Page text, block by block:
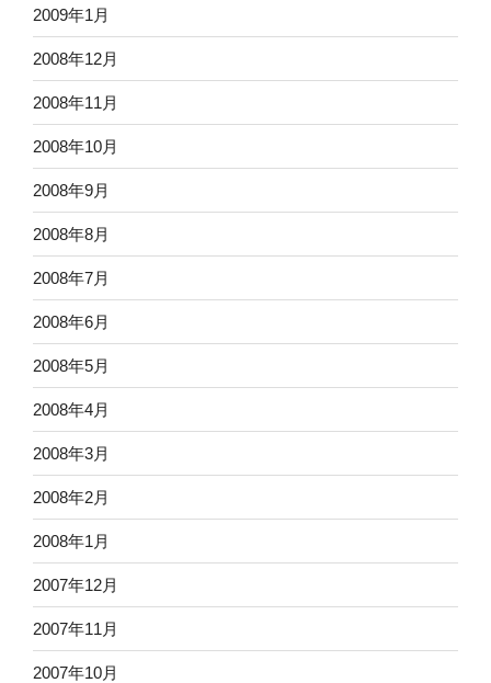
2009年1月
2008年12月
2008年11月
2008年10月
2008年9月
2008年8月
2008年7月
2008年6月
2008年5月
2008年4月
2008年3月
2008年2月
2008年1月
2007年12月
2007年11月
2007年10月